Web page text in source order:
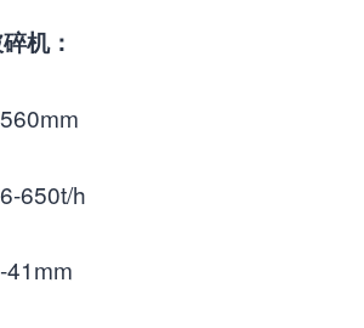
机：
650t/h
41mm